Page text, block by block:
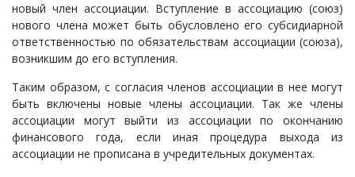
новый член ассоциации. Вступление в ассоциацию (союз)
нового члена может быть обусловлено его субсидиарной
ответственностью по обязательствам ассоциации (союза),
возникшим до его вступления.
Таким образом, с согласия членов ассоциации в нее могут
быть включены новые члены ассоциации. Так же члены
ассоциации могут выйти из ассоциации по окончанию
финансового года, если иная процедура выхода из
ассоциации не прописана в учредительных документах.